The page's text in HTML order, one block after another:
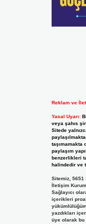
Reklam ve
Yasal Uyarı:
veya şahıs
Sitede
taşımamakta
paylaşım
benzerlikleri
halindedir ve
Sitemiz, 5651
İletişim
Sağlayıcı
içerikleri
yazdıkları
üye olarak bu